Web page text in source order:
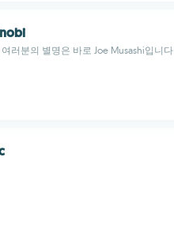
러분의 별명은 바로 Joe Musashi입니다